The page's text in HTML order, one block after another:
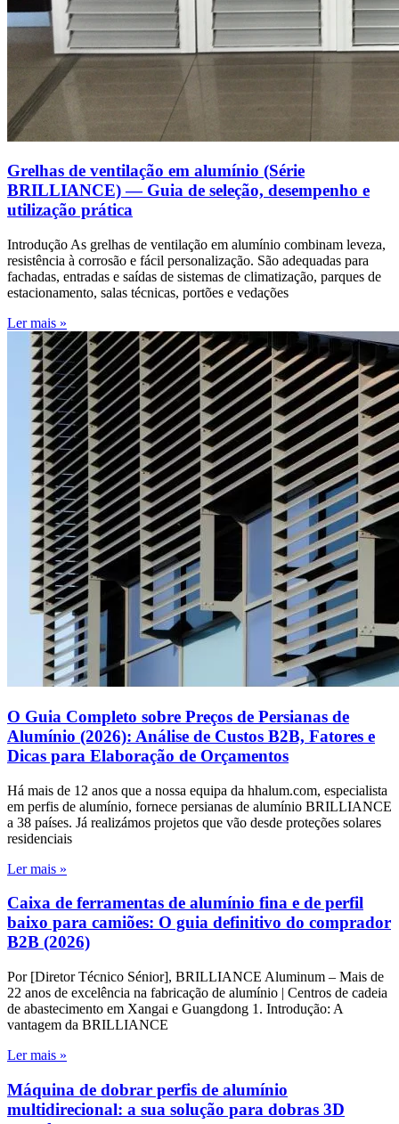
Grelhas de ventilação em alumínio (Série
BRILLIANCE) — Guia de seleção, desempenho e
utilização prática
Introdução As grelhas de ventilação em alumínio combinam leveza,
resistência à corrosão e fácil personalização. São adequadas para
fachadas, entradas e saídas de sistemas de climatização, parques de
estacionamento, salas técnicas, portões e vedações
Ler mais »
O Guia Completo sobre Preços de Persianas de
Alumínio (2026): Análise de Custos B2B, Fatores e
Dicas para Elaboração de Orçamentos
Há mais de 12 anos que a nossa equipa da hhalum.com, especialista
em perfis de alumínio, fornece persianas de alumínio BRILLIANCE
a 38 países. Já realizámos projetos que vão desde proteções solares
residenciais
Ler mais »
Caixa de ferramentas de alumínio fina e de perfil
baixo para camiões: O guia definitivo do comprador
B2B (2026)
Por [Diretor Técnico Sénior], BRILLIANCE Aluminum – Mais de
22 anos de excelência na fabricação de alumínio | Centros de cadeia
de abastecimento em Xangai e Guangdong 1. Introdução: A
vantagem da BRILLIANCE
Ler mais »
Máquina de dobrar perfis de alumínio
multidirecional: a sua solução para dobras 3D